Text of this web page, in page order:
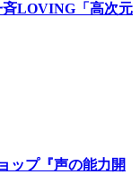
斉LOVING「高次元
ップ『声の能力開